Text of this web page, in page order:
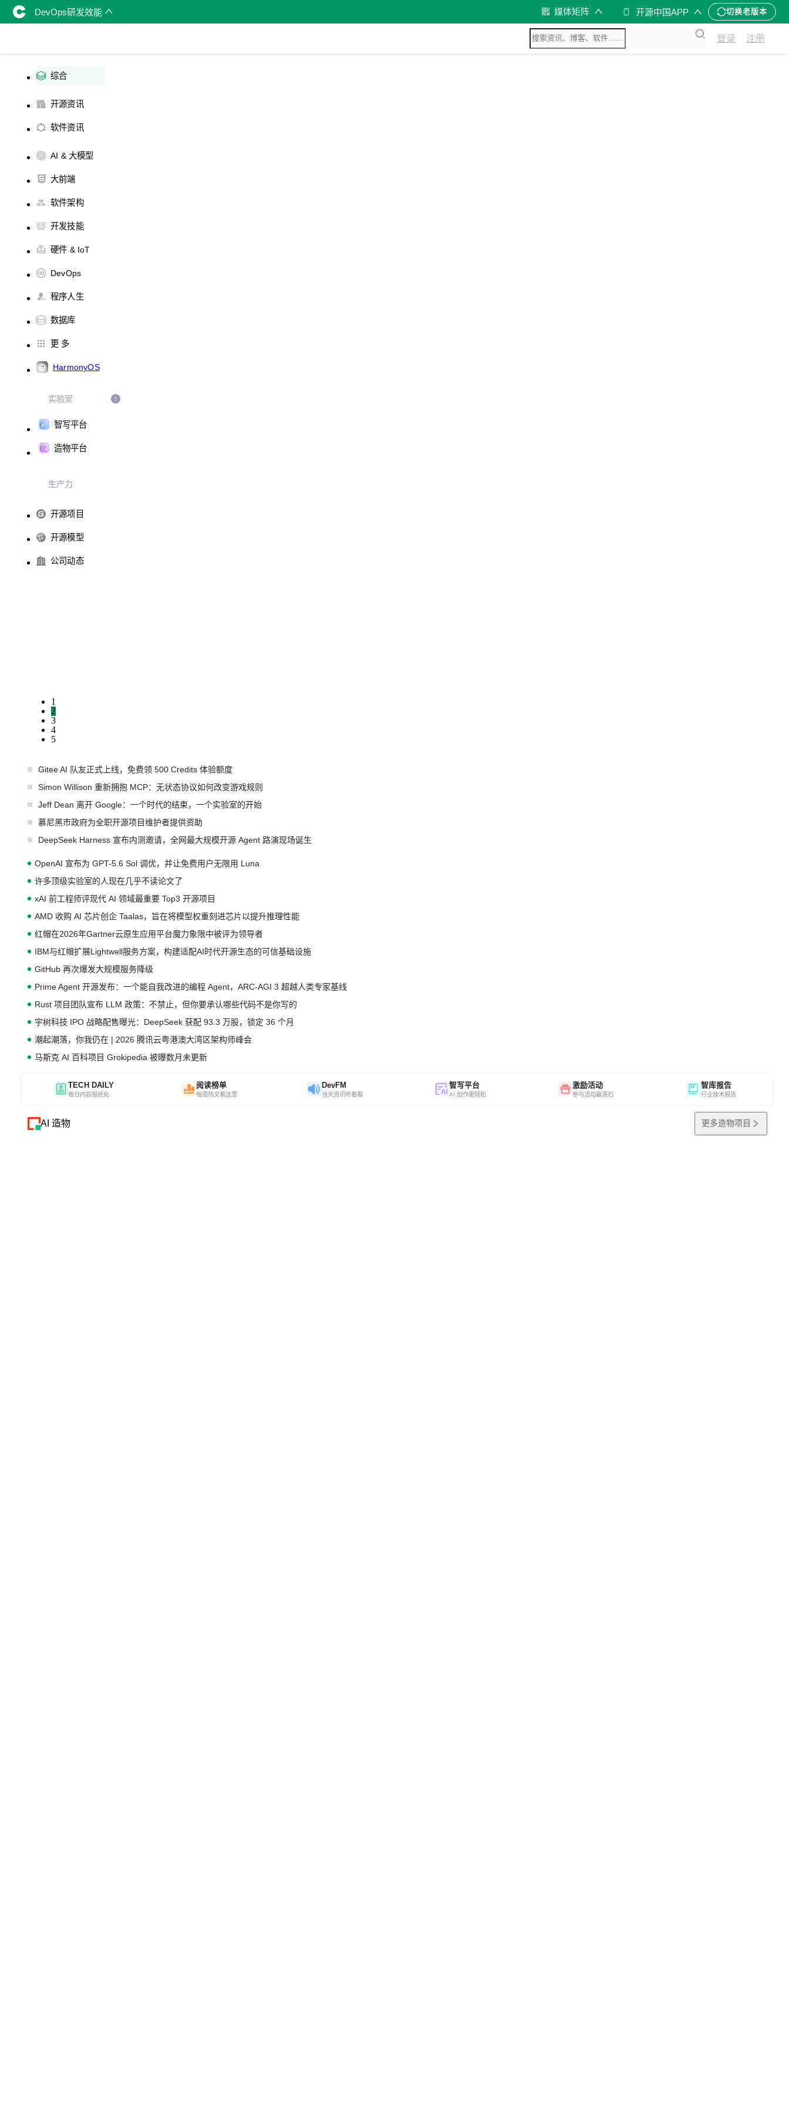
DevOps研发效能 媒体矩阵 开源中国APP 切换老版本
登录 注册
综合
开源资讯
软件资讯
AI & 大模型
大前端
软件架构
开发技能
硬件 & IoT
DevOps
程序人生
数据库
更 多
HarmonyOS
实验室
智写平台
造物平台
生产力
开源项目
开源模型
公司动态
1
2
3
4
5
Gitee AI 队友正式上线，免费领 500 Credits 体验额度
Simon Willison 重新拥抱 MCP：无状态协议如何改变游戏规则
Jeff Dean 离开 Google：一个时代的结束，一个实验室的开始
慕尼黑市政府为全职开源项目维护者提供资助
DeepSeek Harness 宣布内测邀请，全网最大规模开源 Agent 路演现场诞生
OpenAI 宣布为 GPT-5.6 Sol 调优，并让免费用户无限用 Luna
许多顶级实验室的人现在几乎不读论文了
xAI 前工程师评现代 AI 领域最重要 Top3 开源项目
AMD 收购 AI 芯片创企 Taalas，旨在将模型权重刻进芯片以提升推理性能
红帽在2026年Gartner云原生应用平台魔力象限中被评为领导者
IBM与红帽扩展Lightwell服务方案，构建适配AI时代开源生态的可信基础设施
GitHub 再次爆发大规模服务降级
Prime Agent 开源发布：一个能自我改进的编程 Agent，ARC-AGI 3 超越人类专家基线
Rust 项目团队宣布 LLM 政策：不禁止，但你要承认哪些代码不是你写的
宇树科技 IPO 战略配售曝光：DeepSeek 获配 93.3 万股，锁定 36 个月
潮起潮落，你我仍在 | 2026 腾讯云粤港澳大湾区架构师峰会
马斯克 AI 百科项目 Grokipedia 被曝数月未更新
TECH DAILY
每日内容报纸化
阅读榜单
每周热文看这里
DevFM
当天资讯听着看
智写平台
AI 创作更轻松
激励活动
参与活动赢源石
智库报告
行业技术报告
AI 造物 更多造物项目